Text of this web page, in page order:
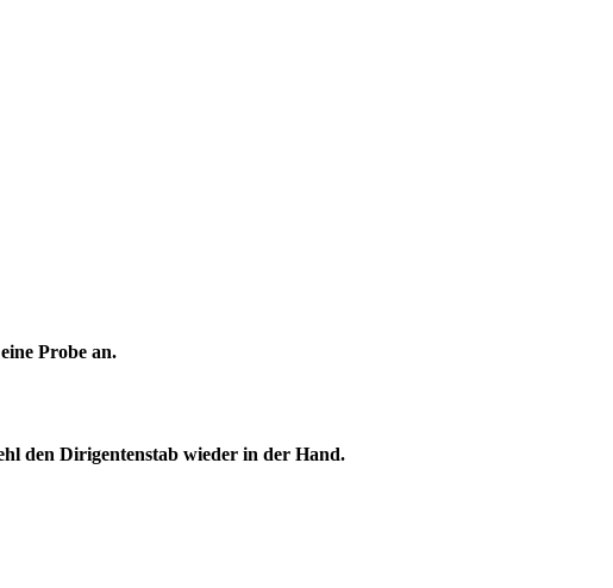
Probe an.
den Dirigentenstab wieder in der Hand.